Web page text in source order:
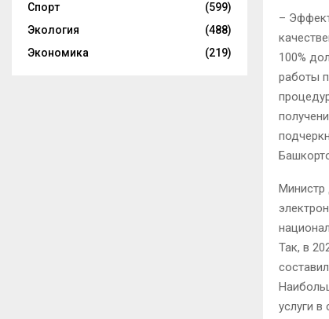
–
100%
работы
Министр
Так, в
услуги
Спорт
(599)
Экология
(488)
Экономика
(219)